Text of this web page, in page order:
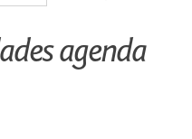
agenda